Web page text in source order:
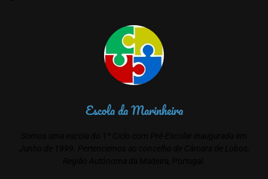
Escola da Marinheira